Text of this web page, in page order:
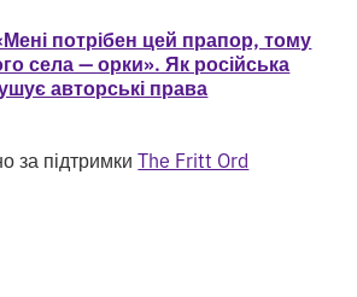
потрібен цей прапор, тому
села — орки». Як російська
авторські права
за підтримкиThe Fritt Ord